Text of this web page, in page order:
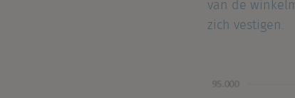
van de
zich vestigen.